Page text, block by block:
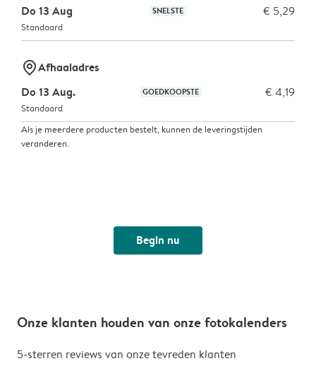
Do 13 Aug SNELSTE € 5,29
Standaard
marker-pinAfhaaladres
Do 13 Aug.
GOEDKOOPSTE € 4,19
Standaard
Als je meerdere producten bestelt, kunnen de leveringstijden
veranderen.
Begin nu
Onze klanten houden van onze fotokalenders
5-sterren reviews van onze tevreden klanten